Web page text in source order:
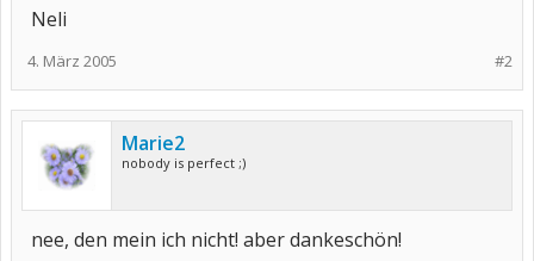
Neli
#2
4. März 2005
Marie2
nobody is perfect ;)
nee, den mein ich nicht! aber dankeschön!